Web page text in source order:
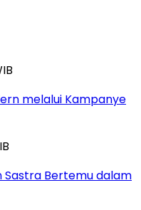
melalui Kampanye
Sastra Bertemu dalam